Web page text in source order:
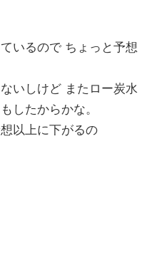
いるので ちょっと予想
いしけど またロー炭水
したからかな。
以上に下がるの